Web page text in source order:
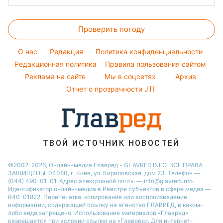
Кейт Миддлтон
Алла Пугачева
Настя Каменских
Виталий Козловский
Потап
Новости Днепра
Новости Тернополя
Новости Черкассы
Новости Житомира
Новости Одессы
Новости Запорожья
Окрашивание волос
Красивый маникюр
Модные ошибки
Новости моды
Советы от Андре Тана
Тесты по картинке
Оптические иллюзии
Народные приметы
Все о шоу-бизнесе
Проверить погоду
O нас Редакция
Политика конфиденциальности
Редакционная политика
Правила пользования сайтом
Реклама на сайте
Мы в соцсетях
Архив
Отчет о прозрачности JTI
ТВОЙ ИСТОЧНИК НОВОСТЕЙ
©2002-2026, Онлайн-медиа Главред - GLAVRED.INFO. ВСЕ ПРАВА
ЗАЩИЩЕНЫ. 04080, г. Киев, ул. Кириловская, дом 23. Телефон —
(044) 490-01-01. Адрес электронной почты — info@glavred.info.
Идентификатор онлайн-медиа в Реестре cубъектов в сфере медиа —
R40-01822. Перепечатка, копирование или воспроизведение
информации, содержащей ссылку на агенство ГЛАВРЕД, в каком-
либо виде запрещено. Использование материалов «Главред»
разрешается при условии ссылки на «Главред». Для интернет-